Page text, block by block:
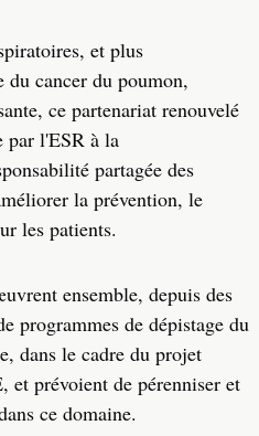
et plus
cancer du poumon,
ce partenariat renouvelé
par l'ESR à la
partagée des
la prévention, le
les patients.
ensemble, depuis des
programmes de dépistage du
dans le cadre du projet
prévoient de pérenniser et
ce domaine.